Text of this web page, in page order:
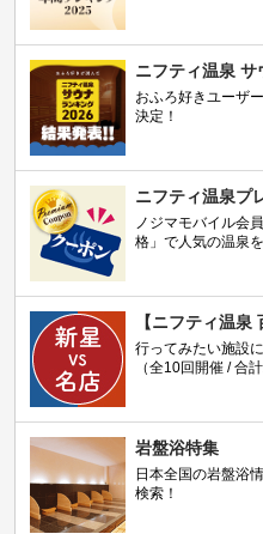
ニフティ温泉
おふろ好きユーザ
決定！
ニフティ温泉プ
ノジマモバイル会
格」で人気の温泉
【ニフティ温泉
行ってみたい施設
（全10回開催 / 合
岩盤浴特集
日本全国の岩盤浴
検索！